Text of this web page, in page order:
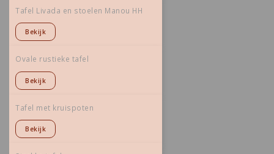
Tafel Livada en stoelen Manou HH
Bekijk
Ovale rustieke tafel
Bekijk
Tafel met kruispoten
Bekijk